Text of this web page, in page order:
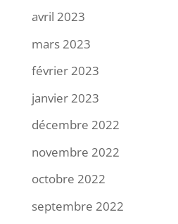
avril 2023
mars 2023
février 2023
janvier 2023
décembre 2022
novembre 2022
octobre 2022
septembre 2022